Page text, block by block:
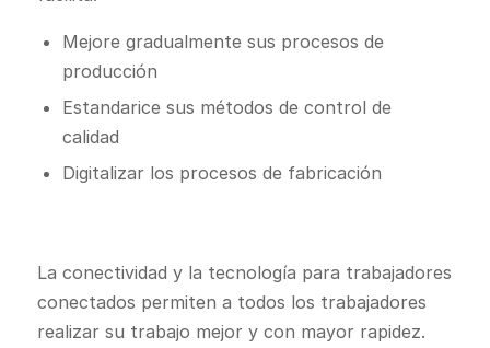
Mejore gradualmente sus procesos de
producción
Estandarice sus métodos de control de
calidad
Digitalizar los procesos de fabricación
La conectividad y la tecnología para trabajadores
conectados permiten a todos los trabajadores
realizar su trabajo mejor y con mayor rapidez.